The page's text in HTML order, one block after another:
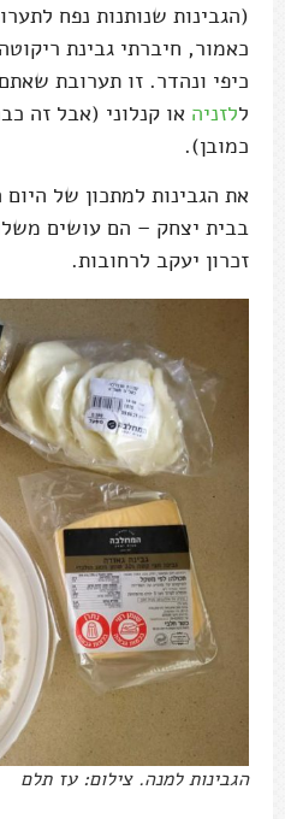
(הגבינות שנותנות נפח
כאמור, חיברתי גבינת
כיפי ונהדר. זו תערובת
ללזניה או קנלוני (אבל זה
כמובן).
את הגבינות למתכון של היום
בבית יצחק – הם עושים
זכרון יעקב לרחובות.
הגבינות למנה. צילום: עז תלם